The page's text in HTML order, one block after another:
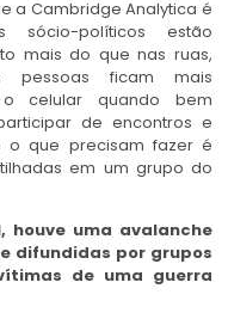
a Cambridge Analytica é
sócio-políticos estão
mais do que nas ruas,
pessoas ficam mais
o celular quando bem
de encontros e
o que precisam fazer é
em um grupo do
houve uma avalanche
difundidas por grupos
de uma guerra